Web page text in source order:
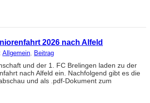
2026 nach Alfeld
Allgemein Beitrag
und der 1. FC Brelingen laden zu der
nach Alfeld ein. Nachfolgend gibt es die
und als .pdf-Dokument zum